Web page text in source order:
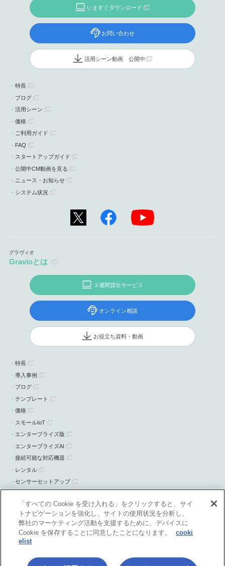
いますぐダウンロード
お問い合わせ
活用シーン動画 公開中
特長
ブログ
活用シーン
価格
ご利用ガイド
FAQ
スタートアップガイド
公開中CM動画を見る
ニュース・お知らせ
システム状況
Gravioとは
３週間貸出サービス
オンライン相談
お役立ち資料・動画
特長
導入事例
ブログ
テンプレート
価格
スモールIoT
エンタープライズ版
エンタープライズAI
接続可能な対応機器
レンタル
センサーセットアップ
「すべての Cookie を受け入れる」をクリックすると、サイ
トナビゲーションを強化し、サイトの使用状況を分析し、
弊社のマーケティング活動を支援するために、デバイスに
Cookie を保存することに同意したことになります。
cooki
elist